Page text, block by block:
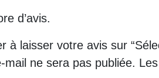
d’avis.
à laisser votre avis sur
mail ne sera pas publiée.